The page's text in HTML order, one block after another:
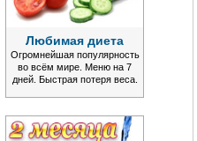
Любимая диета
Огромнейшая популярность
во всём мире. Меню на 7
дней. Быстрая потеря веса.